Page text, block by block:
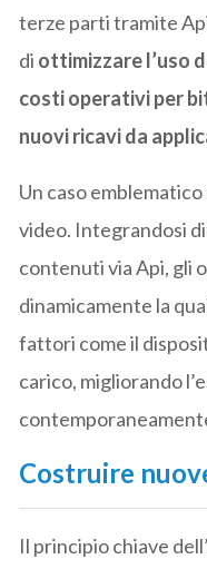
terze parti tramite
di ottimizzare l’uso
costi operativi per
nuovi ricavi da
Un caso
video. Integrandosi
contenuti via Api, gli
dinamicamente la
fattori come il
carico, migliorando
Costruire
Il principio chiave dell’